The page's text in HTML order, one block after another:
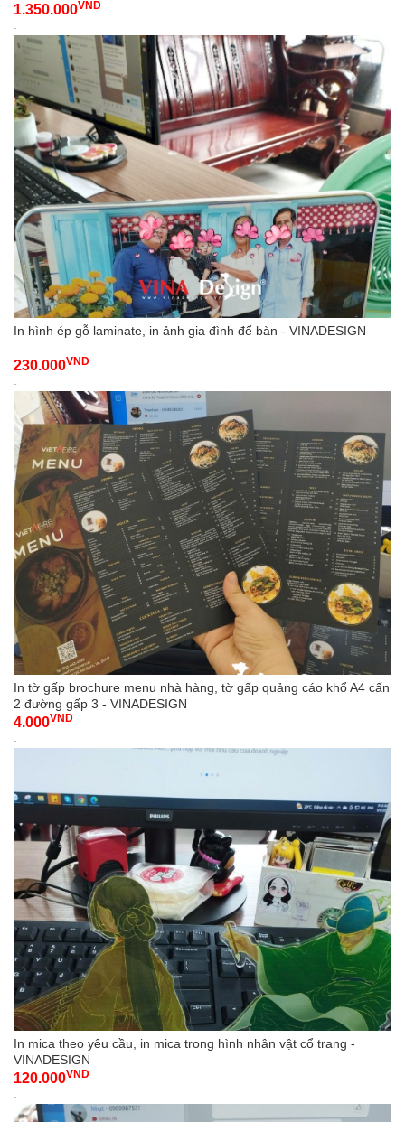
1.350.000VND
-
In hình ép gỗ laminate, in ảnh gia đình để bàn - VINADESIGN
230.000VND
-
In tờ gấp brochure menu nhà hàng, tờ gấp quảng cáo khổ A4 cấn
2 đường gấp 3 - VINADESIGN
4.000VND
-
In mica theo yêu cầu, in mica trong hình nhân vật cổ trang -
VINADESIGN
120.000VND
-